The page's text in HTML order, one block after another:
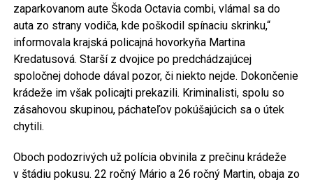
zaparkovanom aute Škoda Octavia combi, vlámal sa do
auta zo strany vodiča, kde poškodil spínaciu skrinku,“
informovala krajská policajná hovorkyňa Martina
Kredatusová. Starší z dvojice po predchádzajúcej
spoločnej dohode dával pozor, či niekto nejde. Dokončenie
krádeže im však policajti prekazili. Kriminalisti, spolu so
zásahovou skupinou, páchateľov pokúšajúcich sa o útek
chytili.
Oboch podozrivých už polícia obvinila z prečinu krádeže
v štádiu pokusu. 22 ročný Mário a 26 ročný Martin, obaja zo